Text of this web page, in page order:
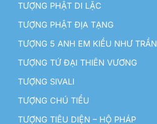
TƯỢNG PHẬT DI LẶC
TƯỢNG PHẬT ĐỊA TẠNG
TƯỢNG 5 ANH EM KIỀU NHƯ TRẦN
TƯỢNG TỨ ĐẠI THIÊN VƯƠNG
TƯỢNG SIVALI
TƯỢNG CHÚ TIỂU
TƯỢNG TIÊU DIỆN – HỘ PHÁP